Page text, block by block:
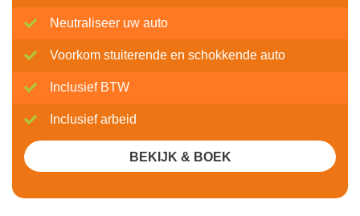
Neutraliseer uw auto
Voorkom stuiterende en schokkende auto
Inclusief BTW
Inclusief arbeid
BEKIJK & BOEK